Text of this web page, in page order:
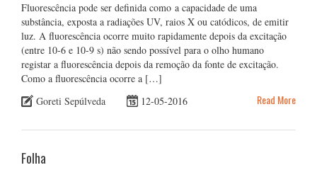
Fluorescência pode ser definida como a capacidade de uma
substância, exposta a radiações UV, raios X ou catódicos, de emitir
luz. A fluorescência ocorre muito rapidamente depois da excitação
(entre 10-6 e 10-9 s) não sendo possível para o olho humano
registar a fluorescência depois da remoção da fonte de excitação.
Como a fluorescência ocorre a […]
Goreti Sepúlveda
12-05-2016 Read More
Folha